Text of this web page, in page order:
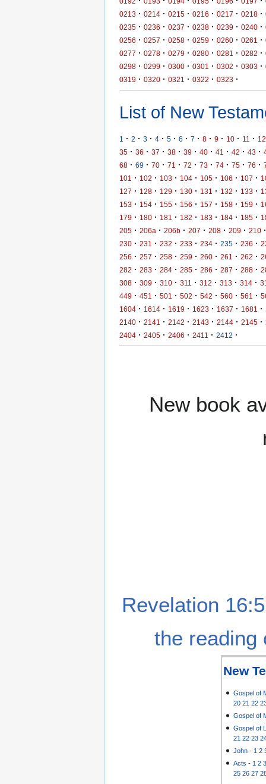
0213 · 0214 · 0215 · 0216 · 0217 · 0218 ·
0235 · 0236 · 0237 · 0238 · 0239 · 0240 ·
0256 · 0257 · 0258 · 0259 · 0260 · 0261 ·
0277 · 0278 · 0279 · 0280 · 0281 · 0282 ·
0298 · 0299 · 0300 · 0301 · 0302 · 0303 ·
0319 · 0320 · 0321 · 0322 · 0323 ·
List of New
1 · 2 · 3 · 4 · 5 · 6 · 7 · 8 · 9 · 10 · 11 · 12
35 · 36 · 37 · 38 · 39 · 40 · 41 · 42 · 43 ·
68 · 69 · 70 · 71 · 72 · 73 · 74 · 75 · 76 ·
101
· 102 · 103 · 104 · 105 · 106 · 107 ·
127 · 128 · 129 · 130 · 131 · 132 · 133 ·
153 · 154 · 155 · 156 · 157 · 158 · 159 ·
179 · 180 · 181 · 182 · 183 · 184 · 185 ·
205 · 206a · 206b · 207 · 208 · 209 · 210 ·
230 · 231 · 232 · 233 · 234 · 235 · 236 ·
256 · 257 · 258 · 259 · 260 · 261 · 262 ·
282 · 283 · 284 · 285 · 286 · 287 · 288 ·
308 · 309 · 310 · 311 · 312 · 313 · 314 ·
449 · 451 · 501 · 502 · 542 · 560 · 561 ·
1604 · 1614 · 1619 · 1623 · 1637 · 1681 ·
2140 · 2141 · 2142 · 2143 · 2144 · 2145 ·
2404 · 2405 · 2406 · 2411 · 2412 ·
New book
Revelation
the reading
New
Gospel of
20 21 22
Gospel of
Gospel of
21 22 23
John - 1 2
Acts - 1 2
25 26 27